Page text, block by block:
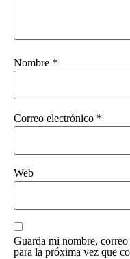
Nombre *
Correo electrónico *
Web
Guarda mi nombre,
para la próxima vez que